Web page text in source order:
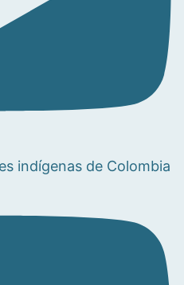
indígenas de Colombia